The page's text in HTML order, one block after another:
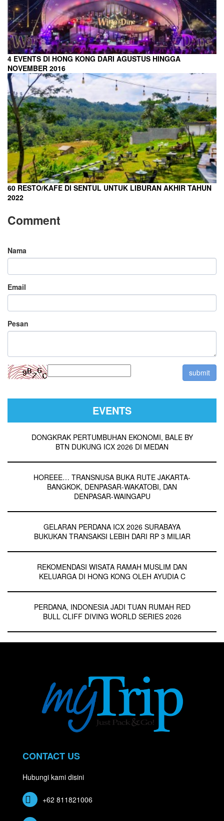
4 EVENTS DI HONG KONG DARI AGUSTUS HINGGA
NOVEMBER 2016
60 RESTO/KAFE DI SENTUL UNTUK LIBURAN AKHIR TAHUN
2022
Comment
Nama
Email
Pesan
EVENTS
DONGKRAK PERTUMBUHAN EKONOMI, BALE BY
BTN DUKUNG ICX 2026 DI MEDAN
HOREEE… TRANSNUSA BUKA RUTE JAKARTA-
BANGKOK, DENPASAR-WAKATOBI, DAN
DENPASAR-WAINGAPU
GELARAN PERDANA ICX 2026 SURABAYA
BUKUKAN TRANSAKSI LEBIH DARI RP 3 MILIAR
REKOMENDASI WISATA RAMAH MUSLIM DAN
KELUARGA DI HONG KONG OLEH AYUDIA C
PERDANA, INDONESIA JADI TUAN RUMAH RED
BULL CLIFF DIVING WORLD SERIES 2026
CONTACT US
Hubungi kami disini
+62 811821006